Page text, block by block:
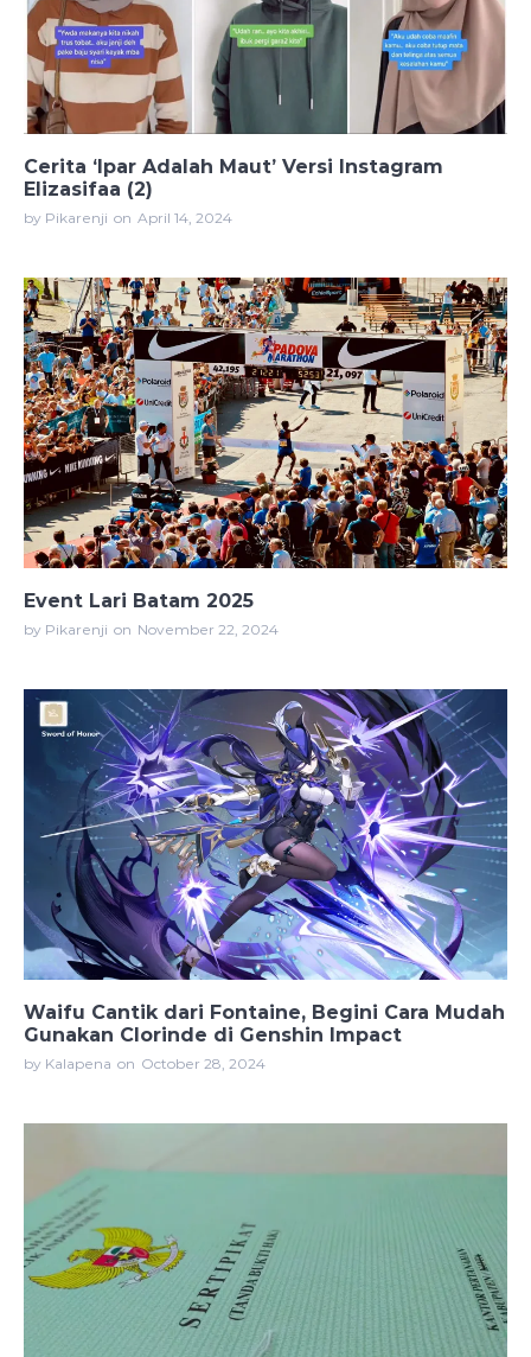
Cerita ‘Ipar Adalah Maut’ Versi Instagram
Elizasifaa (2)
by Pikarenji on April 14, 2024
Event Lari Batam 2025
by Pikarenji on November 22, 2024
Waifu Cantik dari Fontaine, Begini Cara Mudah
Gunakan Clorinde di Genshin Impact
by Kalapena on October 28, 2024